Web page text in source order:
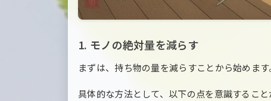
1. モノの絶対量を減らす
まずは、持ち物の量を減らすことから始めます
具体的な方法として、以下の点を意識すること